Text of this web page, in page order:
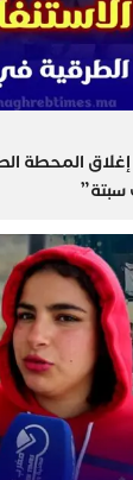
إغلاق المحطة
سبتة”